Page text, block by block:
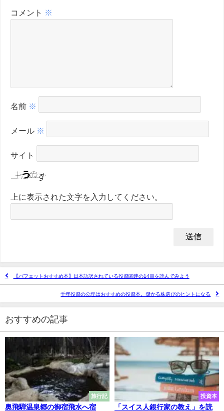
コメント ※
名前 ※
メール ※
サイト
上に表示された文字を入力してください。
【バフェットおすすめ本】日本語訳されている投資関連の14冊を読んでみよう
千年投資の公理はおすすめの投資本。儲かる株選びのヒントになる
おすすめの記事
旅行記
奥飛騨温泉郷の御宿飛水へ宿
投資本
「スイス人銀行家の教え」を読